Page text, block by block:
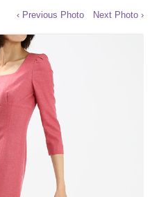
‹ Previous Photo Next Photo ›